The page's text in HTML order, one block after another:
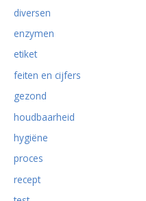
r
:
diversen
enzymen
etiket
feiten en cijfers
gezond
houdbaarheid
hygiëne
proces
recept